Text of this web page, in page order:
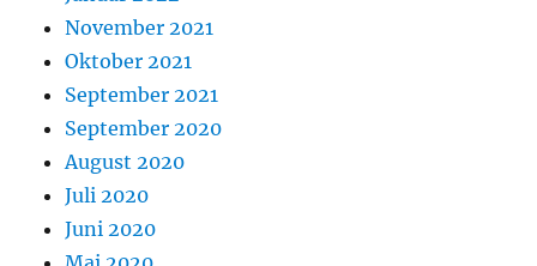
November 2021
Oktober 2021
September 2021
September 2020
August 2020
Juli 2020
Juni 2020